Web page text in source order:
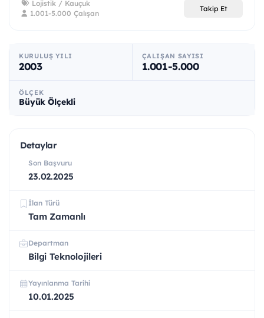
Lojistik / Kauçuk
1.001-5.000 Çalışan
Takip Et
KURULUŞ YILI
2003
ÇALIŞAN SAYISI
1.001-5.000
ÖLÇEK
Büyük Ölçekli
Detaylar
Son Başvuru
23.02.2025
İlan Türü
Tam Zamanlı
Departman
Bilgi Teknolojileri
Yayınlanma Tarihi
10.01.2025